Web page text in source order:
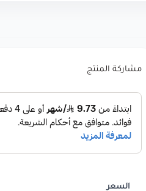
مشاركة المنتج
السعر